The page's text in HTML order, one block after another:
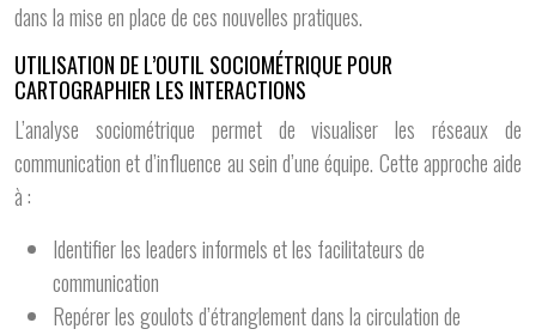
dans la mise en place de ces nouvelles pratiques.
UTILISATION DE L’OUTIL SOCIOMÉTRIQUE POUR
CARTOGRAPHIER LES INTERACTIONS
L’analyse sociométrique permet de visualiser les réseaux de
communication et d’influence au sein d’une équipe. Cette approche aide
à :
Identifier les leaders informels et les facilitateurs de
communication
Repérer les goulots d’étranglement dans la circulation de